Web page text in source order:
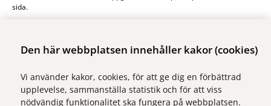
Den här webbplatsen innehåller kakor (cookies)
Vi använder kakor, cookies, för att ge dig en förbättrad
upplevelse, sammanställa statistik och för att viss
nödvändig funktionalitet ska fungera på webbplatsen.
sida.
Vi ingår i Stockholms läns sjukvårdsområde som erbjuder hälso- och
sjukvård i Region Stockholms regi.